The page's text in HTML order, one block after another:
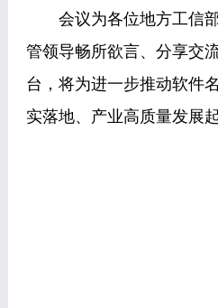
会议为各位地方工信部
管领导畅所欲言、分享交
台，将为进一步推动软件
实落地、产业高质量发展